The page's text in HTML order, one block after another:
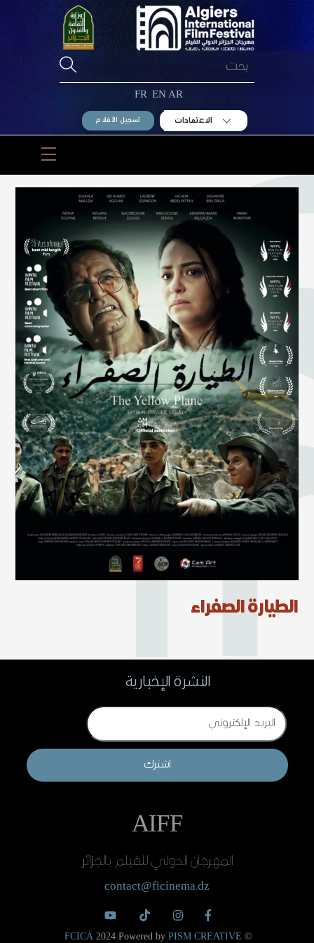
AR
EN
FR
الاعتمادات تسجيل الأفلام
Menu
الطيارة الصفراء
النشرة الإخبارية
Email
اشترك
AIFF
المهرجان الدولي للفيلم بالجزائر
contact@ficinema.dz
©
FCICA 2024 Powered by PISM CREATIVE